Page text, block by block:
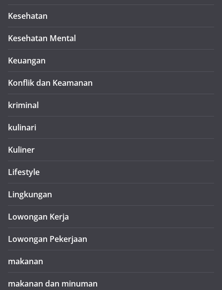
Kesehatan
Kesehatan Mental
Keuangan
Konflik dan Keamanan
kriminal
kulinari
Kuliner
Lifestyle
Lingkungan
Lowongan Kerja
Lowongan Pekerjaan
makanan
makanan dan minuman